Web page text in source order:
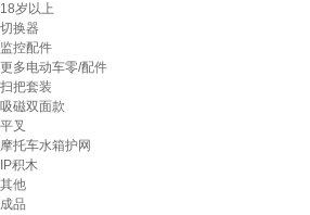
18岁以上
切换器
监控配件
更多电动车零/配件
扫把套装
吸磁双面款
平叉
摩托车水箱护网
IP积木
其他
成品